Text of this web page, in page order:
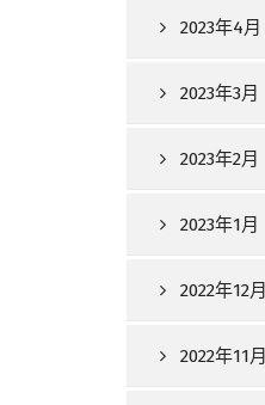
2023年4月
2023年3月
2023年2月
2023年1月
2022年12月
2022年11月